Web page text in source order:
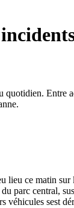
lieu ce matin
parc central,
sest